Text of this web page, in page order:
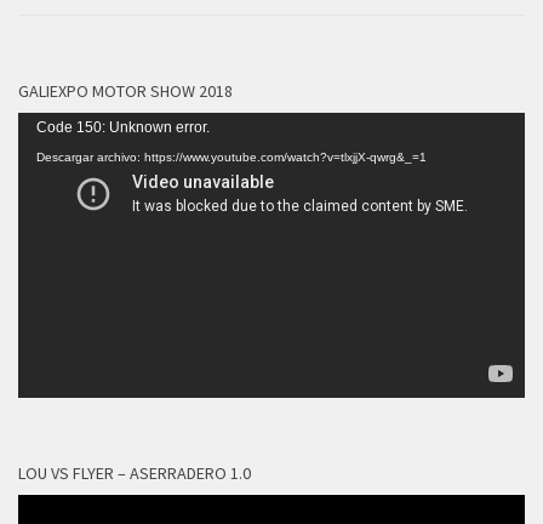
GALIEXPO MOTOR SHOW 2018
Reproductor
Code 150: Unknown error.
Descargar archivo: https://www.youtube.com/watch?v=tlxjjX-qwrg&_=1
LOU VS FLYER – ASERRADERO 1.0